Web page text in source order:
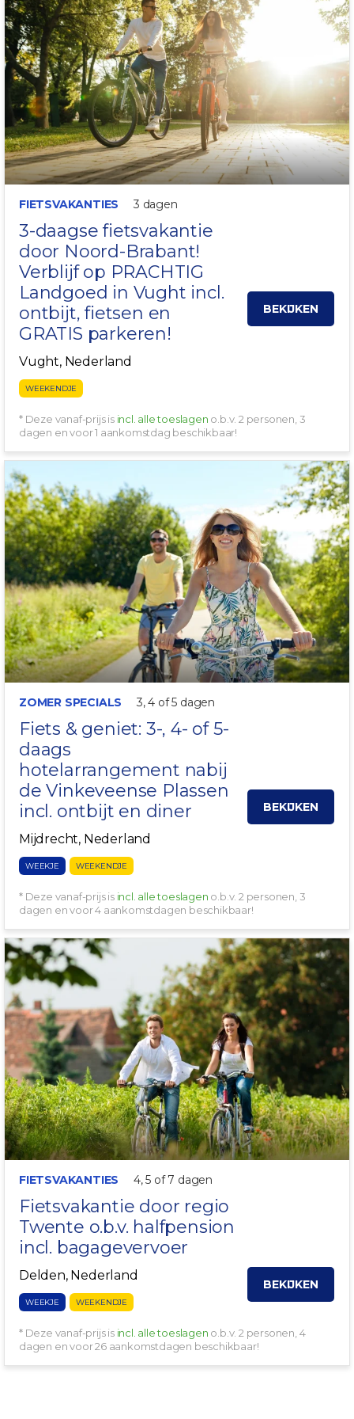
FIETSVAKANTIES 3 dagen
3-daagse fietsvakantie
door Noord-Brabant!
Verblijf op PRACHTIG
Landgoed in Vught incl.
ontbijt, fietsen en
GRATIS parkeren!
Vught, Nederland
WEEKENDJE
BEKIJKEN
* Deze vanaf-prijs is incl. alle toeslagen o.b.v. 2 personen, 3
dagen en voor 1 aankomstdag beschikbaar!
INCL. DINER!
ZOMER SPECIALS 3, 4 of 5 dagen
Fiets & geniet: 3-, 4- of 5-
daags
hotelarrangement nabij
deVinkeveense Plassen
incl. ontbijt en diner
Mijdrecht, Nederland
WEEKJE WEEKENDJE
BEKIJKEN
* Deze vanaf-prijs is incl. alle toeslagen o.b.v. 2 personen, 3
dagen en voor 4 aankomstdagen beschikbaar!
+ BAGAGETRANSPORT
FIETSVAKANTIES 4, 5 of 7 dagen
Fietsvakantie door regio
Twente o.b.v. halfpension
incl. bagagevervoer
Delden, Nederland
WEEKJE WEEKENDJE
BEKIJKEN
* Deze vanaf-prijs is incl. alle toeslagen o.b.v. 2 personen, 4
dagen en voor 26 aankomstdagen beschikbaar!